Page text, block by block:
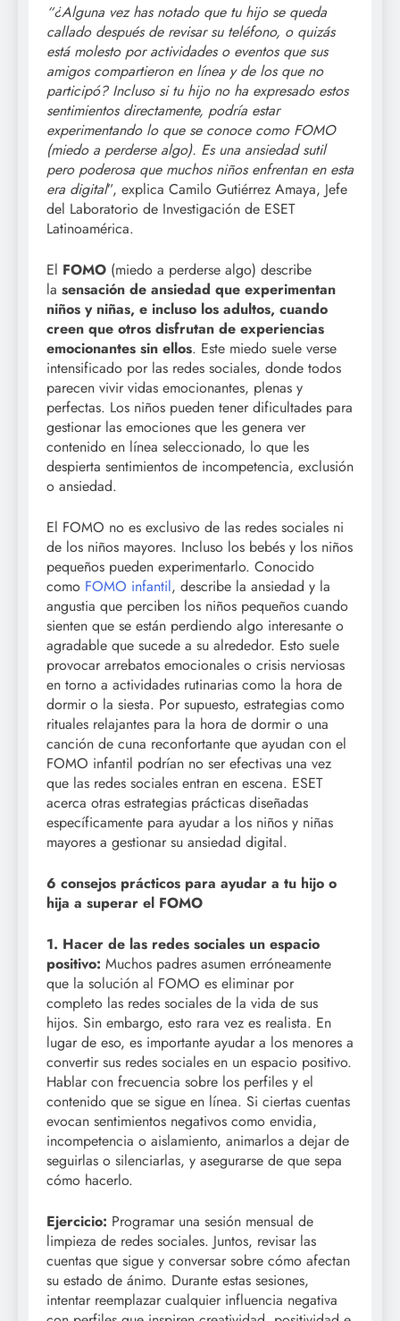
“¿Alguna vez has notado que tu hijo se queda
callado después de revisar su teléfono, o quizás
está molesto por actividades o eventos que sus
amigos compartieron en línea y de los que no
participó? Incluso si tu hijo no ha expresado estos
sentimientos directamente, podría estar
experimentando lo que se conoce como FOMO
(miedo a perderse algo). Es una ansiedad sutil
pero poderosa que muchos niños enfrentan en esta
era digital”, explica Camilo Gutiérrez Amaya, Jefe
del Laboratorio de Investigación de ESET
Latinoamérica.
El FOMO (miedo a perderse algo) describe
la sensación de ansiedad que experimentan
niños y niñas, e incluso los adultos, cuando
creen que otros disfrutan de experiencias
emocionantes sin ellos. Este miedo suele verse
intensificado por las redes sociales, donde todos
parecen vivir vidas emocionantes, plenas y
perfectas. Los niños pueden tener dificultades para
gestionar las emociones que les genera ver
contenido en línea seleccionado, lo que les
despierta sentimientos de incompetencia, exclusión
o ansiedad.
El FOMO no es exclusivo de las redes sociales ni
de los niños mayores. Incluso los bebés y los niños
pequeños pueden experimentarlo. Conocido
como FOMO infantil, describe la ansiedad y la
angustia que perciben los niños pequeños cuando
sienten que se están perdiendo algo interesante o
agradable que sucede a su alrededor. Esto suele
provocar arrebatos emocionales o crisis nerviosas
en torno a actividades rutinarias como la hora de
dormir o la siesta. Por supuesto, estrategias como
rituales relajantes para la hora de dormir o una
canción de cuna reconfortante que ayudan con el
FOMO infantil podrían no ser efectivas una vez
que las redes sociales entran en escena. ESET
acerca otras estrategias prácticas diseñadas
específicamente para ayudar a los niños y niñas
mayores a gestionar su ansiedad digital.
6 consejos prácticos para ayudar a tu hijo o
hija a superar el FOMO
1. Hacer de las redes sociales un espacio
positivo: Muchos padres asumen erróneamente
que la solución al FOMO es eliminar por
completo las redes sociales de la vida de sus
hijos. Sin embargo, esto rara vez es realista. En
lugar de eso, es importante ayudar a los menores a
convertir sus redes sociales en un espacio positivo.
Hablar con frecuencia sobre los perfiles y el
contenido que se sigue en línea. Si ciertas cuentas
evocan sentimientos negativos como envidia,
incompetencia o aislamiento, animarlos a dejar de
seguirlas o silenciarlas, y asegurarse de que sepa
cómo hacerlo.
Ejercicio: Programar una sesión mensual de
limpieza de redes sociales. Juntos, revisar las
cuentas que sigue y conversar sobre cómo afectan
su estado de ánimo. Durante estas sesiones,
intentar reemplazar cualquier influencia negativa